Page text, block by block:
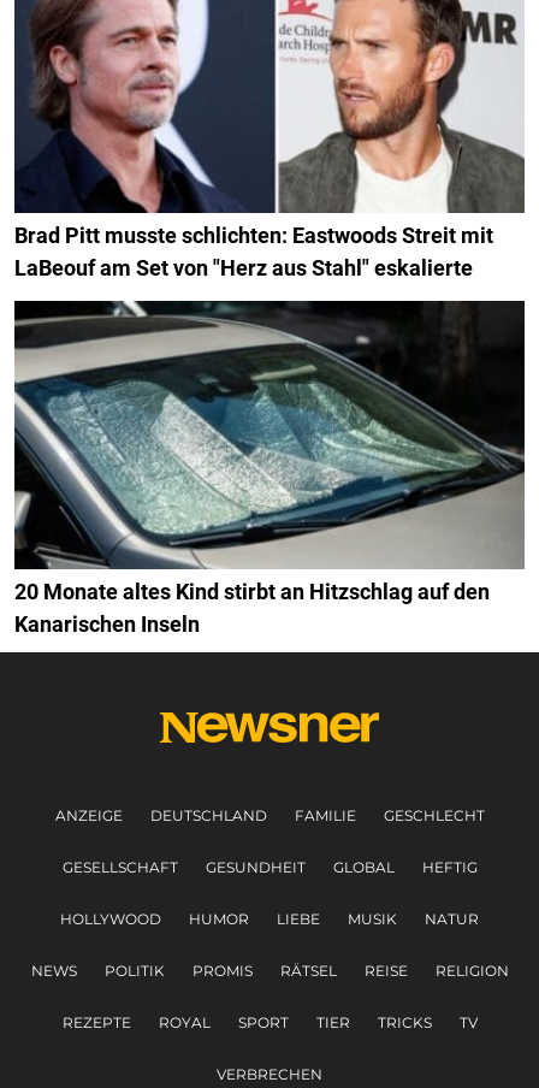
Brad Pitt musste schlichten: Eastwoods Streit mit
LaBeouf am Set von "Herz aus Stahl" eskalierte
20 Monate altes Kind stirbt an Hitzschlag auf den
Kanarischen Inseln
ANZEIGE DEUTSCHLAND FAMILIE GESCHLECHT
GESELLSCHAFT GESUNDHEIT GLOBAL HEFTIG
HOLLYWOOD HUMOR LIEBE MUSIK NATUR
NEWS POLITIK PROMIS RÄTSEL REISE RELIGION
REZEPTE ROYAL SPORT TIER TRICKS TV
VERBRECHEN